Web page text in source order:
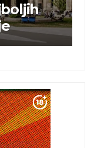
miliona